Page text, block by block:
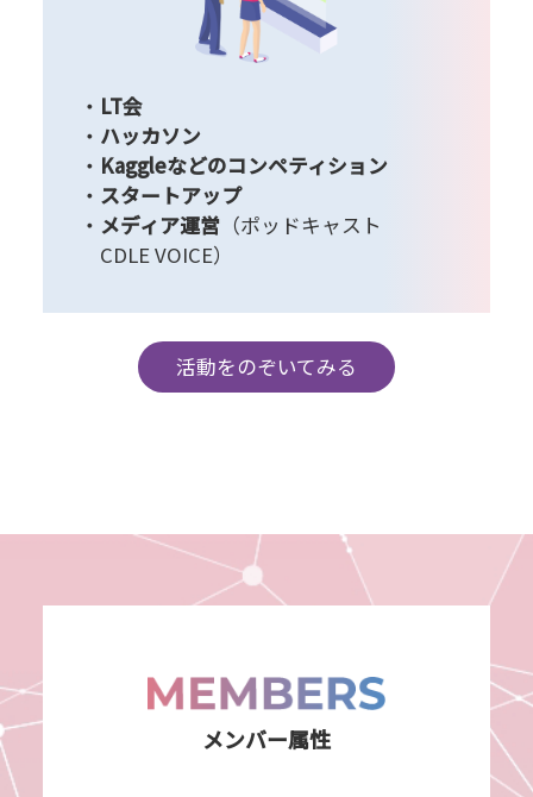
LT会
ハッカソン
Kaggleなどのコンペティション
スタートアップ
メディア運営（ポッドキャスト
CDLE VOICE）
活動をのぞいてみる
メンバー属性